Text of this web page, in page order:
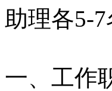
助理各5-7
一、工作